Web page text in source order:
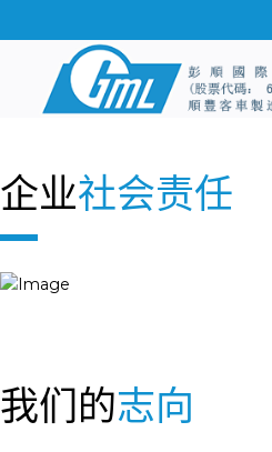
企业社会责任
我们的志向